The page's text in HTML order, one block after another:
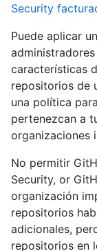
Security
Puede aplicar
características
repositorios de
una política
pertenezcan a
organizaciones
No permitir
Security, or
organización
repositorios
adicionales,
repositorios en